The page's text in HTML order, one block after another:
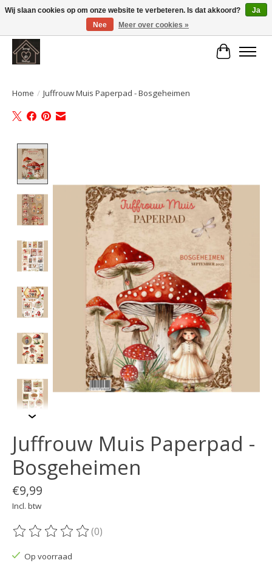
Large selection of products and fast shipping!
Home / Juffrouw Muis Paperpad - Bosgeheimen
Juffrouw Muis Paperpad -
Bosgeheimen
€9,99
Incl. btw
De beoordeling van dit product is
(0)
Op voorraad
Wij slaan cookies op om onze website te verbeteren. Is dat akkoord?
Ja
Nee
Meer over cookies »